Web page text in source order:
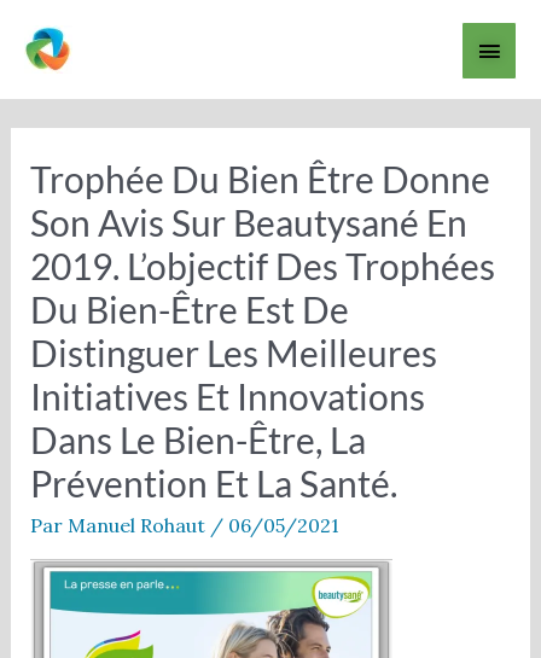
contenu
Trophée Du Bien Être Donne
Son Avis Sur Beautysané En
2019. L’objectif Des Trophées
Du Bien-Être Est De
Distinguer Les Meilleures
Initiatives Et Innovations
Dans Le Bien-Être, La
Prévention Et La Santé.
Par Manuel Rohaut / 06/05/2021